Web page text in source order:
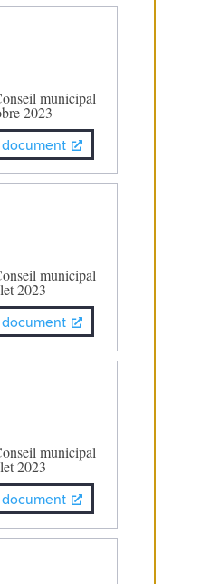
municipal
2023
municipal
2023
municipal
2023